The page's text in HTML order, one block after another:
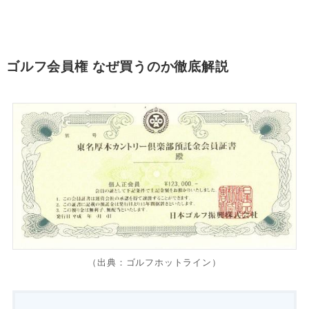
ゴルフ会員権 なぜ買うのか徹底解説
（出典：ゴルフホットライン）